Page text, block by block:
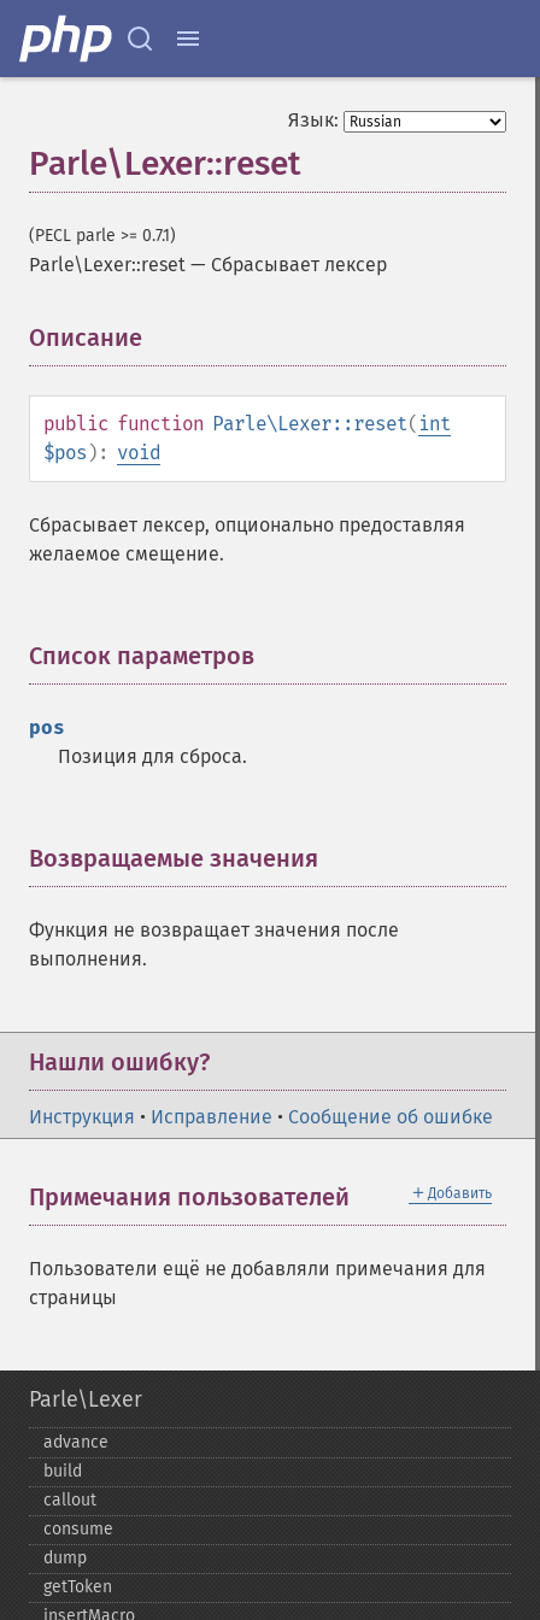
Язык:
Parle\Lexer::reset
(PECL parle >= 0.7.1)
Parle\Lexer::reset — Сбрасывает лексер
Описание
public function Parle\Lexer::reset( int
$pos ): void
Сбрасывает лексер, опционально предоставляя
желаемое смещение.
Список параметров
pos
Позиция для сброса.
Возвращаемые значения
Функция не возвращает значения после
выполнения.
Нашли ошибку?
Инструкция • Исправление • Сообщение об ошибке
＋ Добавить
Примечания пользователей
Пользователи ещё не добавляли примечания для
страницы
Parle\Lexer
advance
build
callout
consume
dump
getToken
insertMacro